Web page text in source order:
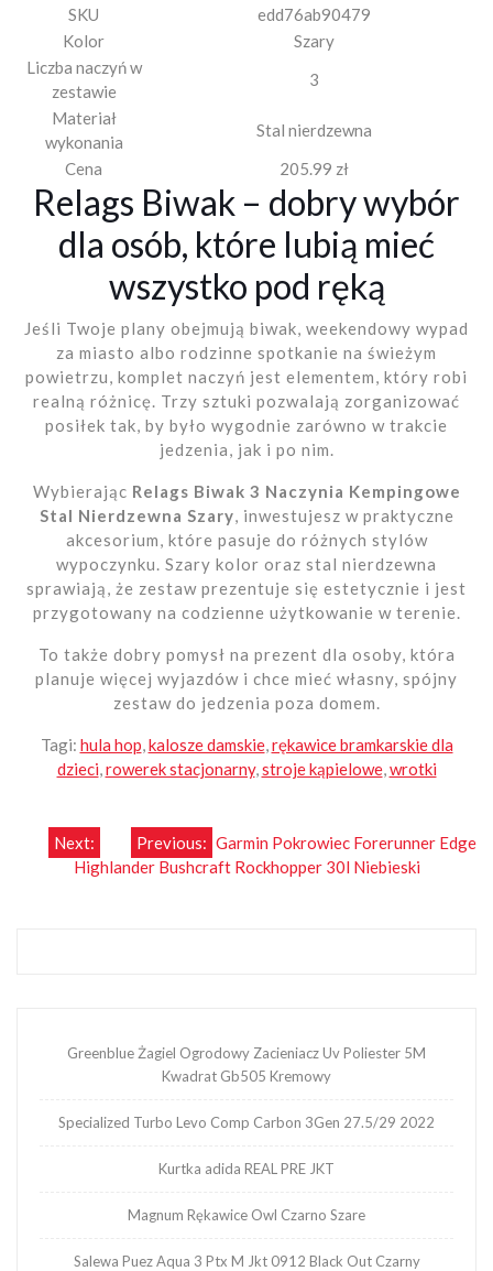
SKU
edd76ab90479
Kolor
Szary
Liczba naczyń w
zestawie
3
Materiał
wykonania
Stal nierdzewna
Cena
205.99 zł
Relags Biwak – dobry wybór
dla osób, które lubią mieć
wszystko pod ręką
Jeśli Twoje plany obejmują biwak, weekendowy wypad
za miasto albo rodzinne spotkanie na świeżym
powietrzu, komplet naczyń jest elementem, który robi
realną różnicę. Trzy sztuki pozwalają zorganizować
posiłek tak, by było wygodnie zarówno w trakcie
jedzenia, jak i po nim.
Wybierając Relags Biwak 3 Naczynia Kempingowe
Stal Nierdzewna Szary, inwestujesz w praktyczne
akcesorium, które pasuje do różnych stylów
wypoczynku. Szary kolor oraz stal nierdzewna
sprawiają, że zestaw prezentuje się estetycznie i jest
przygotowany na codzienne użytkowanie w terenie.
To także dobry pomysł na prezent dla osoby, która
planuje więcej wyjazdów i chce mieć własny, spójny
zestaw do jedzenia poza domem.
Tagi: hula hop,kalosze damskie,rękawice bramkarskie dla
dzieci,rowerek stacjonarny,stroje kąpielowe,wrotki
Nawigacja
Previous: Garmin Pokrowiec Forerunner Edge
Next:
Highlander Bushcraft Rockhopper 30l Niebieski
Greenblue Żagiel Ogrodowy Zacieniacz Uv Poliester 5M
Kwadrat Gb505 Kremowy
Specialized Turbo Levo Comp Carbon 3Gen 27.5/29 2022
Kurtka adida REAL PRE JKT
Magnum Rękawice Owl Czarno Szare
Salewa Puez Aqua 3 Ptx M Jkt 0912 Black Out Czarny